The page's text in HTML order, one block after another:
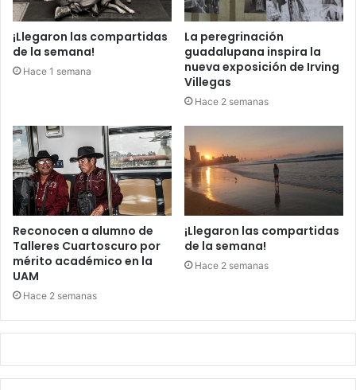
¡Llegaron las compartidas
de la semana!
Hace 1 semana
La peregrinación
guadalupana inspira la
nueva exposición de Irving
Villegas
Hace 2 semanas
Reconocen a alumno de
Talleres Cuartoscuro por
mérito académico en la
UAM
Hace 2 semanas
¡Llegaron las compartidas
de la semana!
Hace 2 semanas